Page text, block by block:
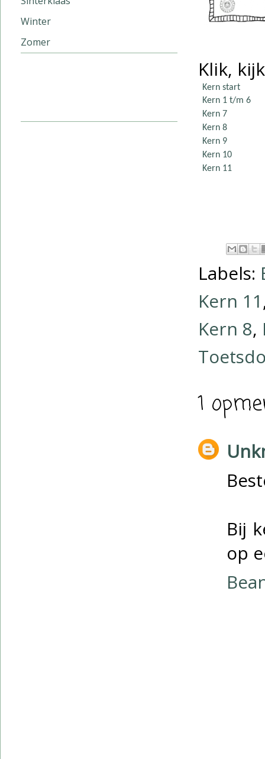
Klik,
Kern start
Kern 1 t/m 6
Kern 7
Kern 8
Kern 9
Kern 10
Kern 11
Labels:
Kern 11
Kern 8,
1
Bij
op
Winter
Zomer